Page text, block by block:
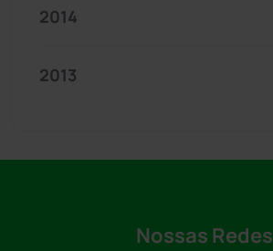
2014
2013
Nossas Redes